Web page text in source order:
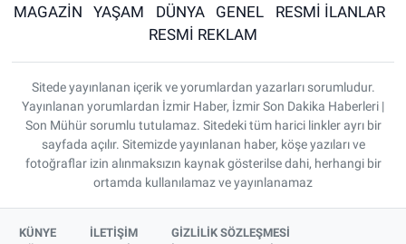
MAGAZİN
YAŞAM DÜNYA GENEL
RESMİ İLANLAR
RESMİ REKLAM
Sitede yayınlanan içerik ve yorumlardan yazarları sorumludur.
Yayınlanan yorumlardan İzmir Haber, İzmir Son Dakika Haberleri |
Son Mühür sorumlu tutulamaz. Sitedeki tüm harici linkler ayrı bir
sayfada açılır. Sitemizde yayınlanan haber, köşe yazıları ve
fotoğraflar izin alınmaksızın kaynak gösterilse dahi, herhangi bir
ortamda kullanılamaz ve yayınlanamaz
KÜNYE İLETİŞİM
GİZLİLİK SÖZLEŞMESİ